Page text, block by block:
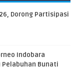
Dorong Partisipasi
Indobara
Bunati